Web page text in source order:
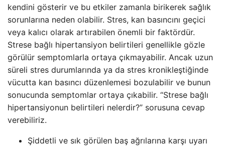
kendini gösterir ve bu etkiler zamanla birikerek sağlık
sorunlarına neden olabilir. Stres, kan basıncını geçici
veya kalıcı olarak artırabilen önemli bir faktördür.
Strese bağlı hipertansiyon belirtileri genellikle gözle
görülür semptomlarla ortaya çıkmayabilir. Ancak uzun
süreli stres durumlarında ya da stres kronikleştiğinde
vücutta kan basıncı düzenlemesi bozulabilir ve bunun
sonucunda semptomlar ortaya çıkabilir. “Strese bağlı
hipertansiyonun belirtileri nelerdir?” sorusuna cevap
verebiliriz.
Şiddetli ve sık görülen baş ağrılarına karşı uyarı